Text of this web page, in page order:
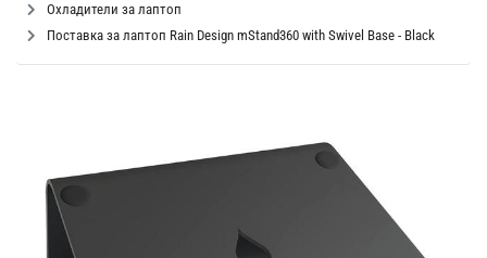
Охладители за лаптоп
Поставка за лаптоп Rain Design mStand360 with Swivel Base - Black